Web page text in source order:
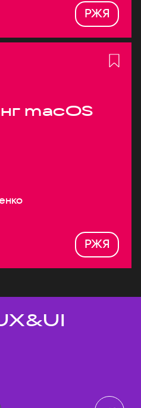
РЖЯ
macOS
РЖЯ